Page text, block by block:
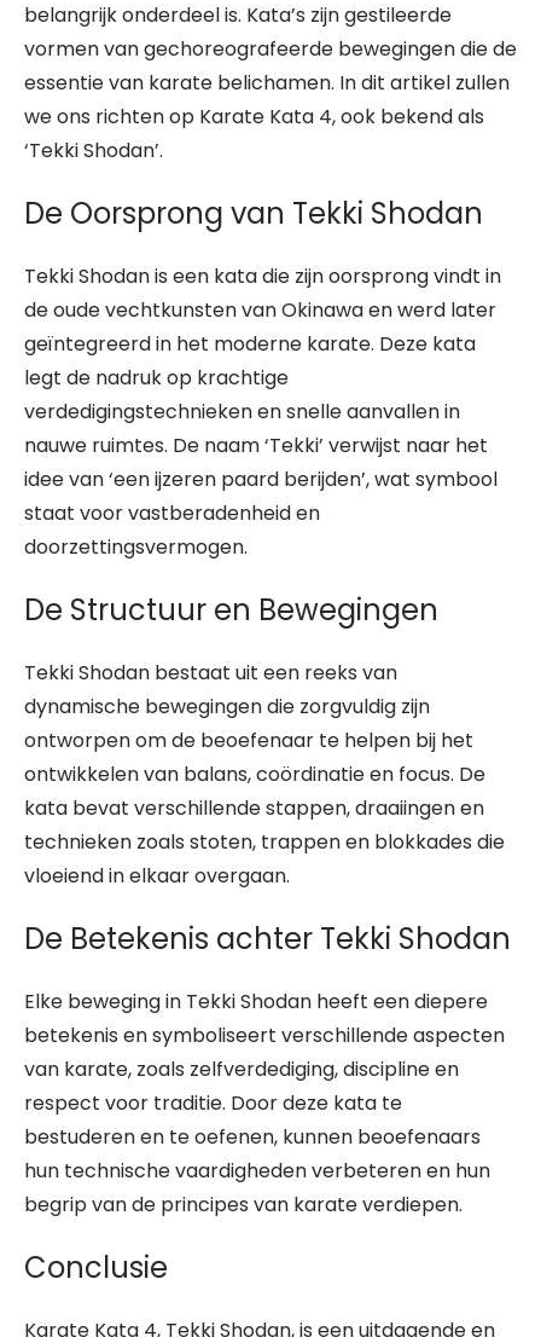
belangrijk onderdeel is. Kata’s zijn gestileerde
vormen van gechoreografeerde bewegingen die de
essentie van karate belichamen. In dit artikel zullen
we ons richten op Karate Kata 4, ook bekend als
‘Tekki Shodan’.
De Oorsprong van Tekki Shodan
Tekki Shodan is een kata die zijn oorsprong vindt in
de oude vechtkunsten van Okinawa en werd later
geïntegreerd in het moderne karate. Deze kata
legt de nadruk op krachtige
verdedigingstechnieken en snelle aanvallen in
nauwe ruimtes. De naam ‘Tekki’ verwijst naar het
idee van ‘een ijzeren paard berijden’, wat symbool
staat voor vastberadenheid en
doorzettingsvermogen.
De Structuur en Bewegingen
Tekki Shodan bestaat uit een reeks van
dynamische bewegingen die zorgvuldig zijn
ontworpen om de beoefenaar te helpen bij het
ontwikkelen van balans, coördinatie en focus. De
kata bevat verschillende stappen, draaiingen en
technieken zoals stoten, trappen en blokkades die
vloeiend in elkaar overgaan.
De Betekenis achter Tekki Shodan
Elke beweging in Tekki Shodan heeft een diepere
betekenis en symboliseert verschillende aspecten
van karate, zoals zelfverdediging, discipline en
respect voor traditie. Door deze kata te
bestuderen en te oefenen, kunnen beoefenaars
hun technische vaardigheden verbeteren en hun
begrip van de principes van karate verdiepen.
Conclusie
Karate Kata 4, Tekki Shodan, is een uitdagende en